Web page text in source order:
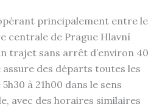
principalement entre le
centrale de Prague Hlavní
trajet sans arrêt d’environ 40
des départs toutes les
à 21h00 dans le sens
avec des horaires similaires